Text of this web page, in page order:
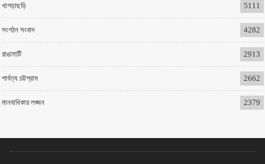
খাগড়াছড়ি 5111
সংগঠন সংবাদ 4282
রাঙামাটি 2913
পার্বত্য চট্টগ্রাম 2662
মানবাধিকার লঙ্ঘন 2379